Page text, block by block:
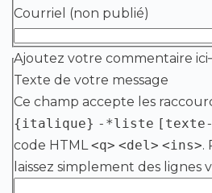
Courriel (non publié)
Ajoutez votre commentaire ici
Texte de votre message
Ce champ accepte les
{italique} -*liste
code HTML<q> <del> <ins>.
laissez simplement des lignes